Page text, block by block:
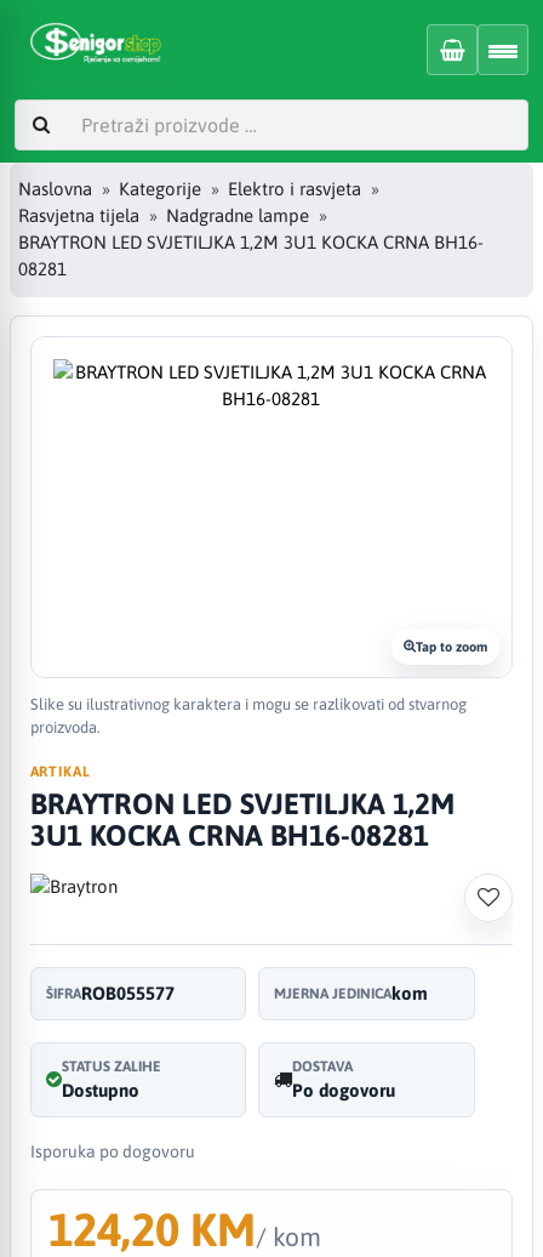
Naslovna Kategorije
Elektro i rasvjeta
Rasvjetna tijela
Nadgradne lampe
BRAYTRON LED SVJETILJKA 1,2M 3U1 KOCKA CRNA BH16-
08281
Tap to zoom
Slike su ilustrativnog karaktera i mogu se razlikovati od stvarnog
proizvoda.
ARTIKAL
BRAYTRON LED SVJETILJKA 1,2M
3U1 KOCKA CRNA BH16-08281
ŠIFRAROB055577 MJERNA JEDINICAkom
STATUS ZALIHE
Dostupno
DOSTAVA
Po dogovoru
Isporuka po dogovoru
124,20 KM/ kom